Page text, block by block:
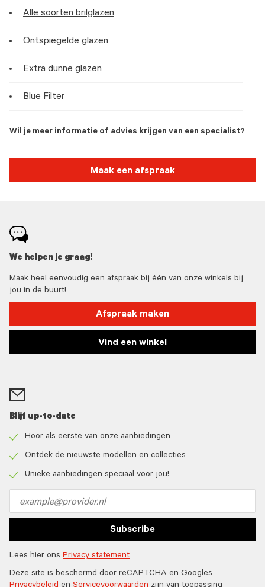
Alle soorten brilglazen
Ontspiegelde glazen
Extra dunne glazen
Blue Filter
Wil je meer informatie of advies krijgen van een specialist?
Maak een afspraak
We helpen je graag!
Maak heel eenvoudig een afspraak bij één van onze winkels bij
jou in de buurt!
Afspraak maken
Vind een winkel
Blijf up-to-date
icon
Hoor als eerste van onze aanbiedingen
icon
Ontdek de nieuwste modellen en collecties
Unieke aanbiedingen speciaal voor jou!
address
Subscribe
Lees hier ons Privacy statement
Deze site is beschermd door reCAPTCHA en Googles